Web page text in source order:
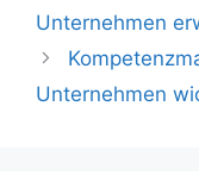
Unternehmen
Unternehmen